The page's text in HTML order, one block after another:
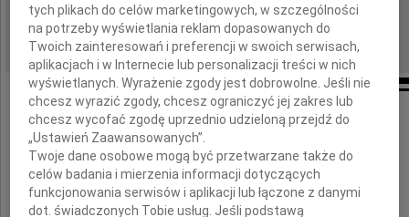
REGION: Lublin
DATA EMISJI: 21.02.2020
zmarła w wieku 78 lat
tych plikach do celów marketingowych, w szczególności
na potrzeby wyświetlania reklam dopasowanych do
Twoich zainteresowań i preferencji w swoich serwisach,
aplikacjach i w Internecie lub personalizacji treści w nich
wyświetlanych. Wyrażenie zgody jest dobrowolne. Jeśli nie
chcesz wyrazić zgody, chcesz ograniczyć jej zakres lub
chcesz wycofać zgodę uprzednio udzieloną przejdź do
„Ustawień Zaawansowanych”.
Twoje dane osobowe mogą być przetwarzane także do
celów badania i mierzenia informacji dotyczących
funkcjonowania serwisów i aplikacji lub łączone z danymi
dot. świadczonych Tobie usług. Jeśli podstawą